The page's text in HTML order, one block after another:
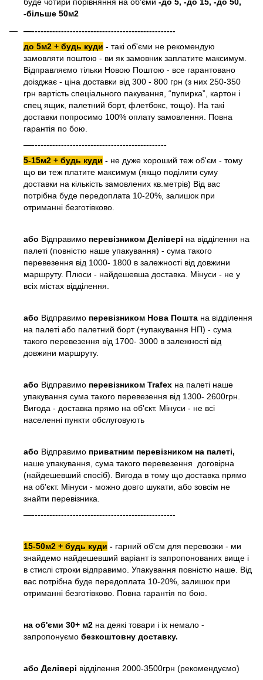
буде чотири порівняння на об'єми -до 5, -до 15, -до 50,
-більше 50м2
—-------------------------------------------------
до 5м2 + будь куди - такі об'єми не рекомендую
замовляти поштою - ви як замовник заплатите максимум.
Відправляємо тільки Новою Поштою - все гарантовано
доізджає - ціна доставки від 300 - 800 грн (з них 250-350
грн вартість спеціального пакування, “пупирка”, картон і
спец ящик, палетний борт, флетбокс, тощо). На такі
доставки попросимо 100% оплату замовлення. Повна
гарантія по бою.
—----------------------------------------------
5-15м2 + будь куди - не дуже хороший теж об'єм - тому
що ви теж платите максимум (якщо поділити суму
доставки на кількість замовлених кв.метрів) Від вас
потрібна буде передоплата 10-20%, залишок при
отриманні безготівково.
або Відправимо перевізником Делівері на відділення на
палеті (повністю наше упакування) - сума такого
перевезення від 1000- 1800 в залежності від довжини
маршруту. Плюси - найдешевша доставка. Мінуси - не у
всіх містах відділення.
або Відправимо перевізником Нова Пошта на відділення
на палеті або палетний борт (+упакування НП) - сума
такого перевезення від 1700- 3000 в залежності від
довжини маршруту.
або Відправимо перевізником Trafex на палеті наше
упакування сума такого перевезення від 1300- 2600грн.
Вигода - доставка прямо на об'єкт. Мінуси - не всі
населенні пункти обслуговують
або Відправимо приватним перевізником на палеті,
наше упакування, сума такого перевезення договірна
(найдешевший спосіб). Вигода в тому що доставка прямо
на об'єкт. Мінуси - можно довго шукати, або зовсім не
знайти перевізника.
—-------------------------------------------------
15-50м2 + будь куди - гарний об'єм для перевозки - ми
знайдемо найдешевший варіант із запропонованих вище і
в стислі строки відправимо. Упакування повністю наше. Від
вас потрібна буде передоплата 10-20%, залишок при
отриманні безготівково. Повна гарантія по бою.
на об'єми 30+ м2 на деякі товари і іх немало -
запропонуємо безкоштовну доставку.
або Делівері відділення 2000-3500грн (рекомендуємо)